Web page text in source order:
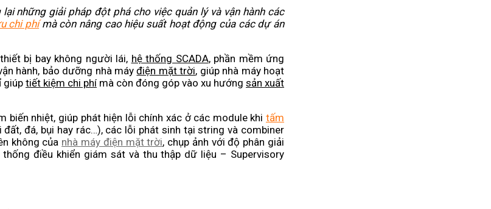
những giải pháp đột phá cho việc quản lý và vận hành các
chi phímà còn nâng cao hiệu suất hoạt động của các dự án
bị bay không người lái, hệ thống SCADA, phần mềm ứng
hành, bảo dưỡng nhà máyđiện mặt trời, giúp nhà máy hoạt
giúp tiết kiệm chi phí mà còn đóng góp vào xu hướng sản xuất
nhiệt, giúp phát hiện lỗi chính xác ở các module khi tấm
đá, bụi hay rác…), các lỗi phát sinh tại string và combiner
không của nhà máy điện mặt trời, chụp ảnh với độ phân giải
thống điều khiển giám sát và thu thập dữ liệu – Supervisory